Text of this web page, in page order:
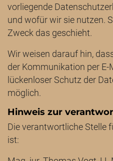
vorliegende
und wofür wir sie nutzen.
Zweck das geschieht.
Wir weisen darauf hin,
der Kommunikation per
lückenloser Schutz der
möglich.
Hinweis zur
Die verantwortliche Stelle
ist: